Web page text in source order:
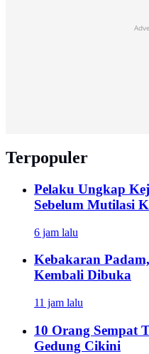
Terpopuler
Pelaku Ungkap
Sebelum Mutilasi
6 jam lalu
Kebakaran
Kembali Dibuka
11 jam lalu
10 Orang Sempat
Gedung Cikini